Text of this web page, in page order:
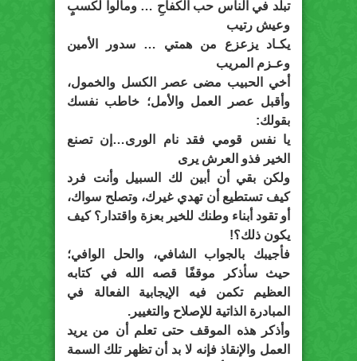
تبلد في الناس حب الكفاحِ … ومالوا لكسبٍ
وعيش رتيب
يكـاد يزعزع من همتي … سدور الأمين
وعـزم المريب
أخي الحبيب مضى عصر الكسل والخمول،
وأقبل عصر العمل والأمل؛ خاطب نفسك
بقولك:
يا نفس قومي فقد نام الورى…إن تصنع
الخير فذو العرش يرى
ولكن بقي أن أبين لك السبيل وأنت فرد
كيف تستطيع أن تهدي غيرك، وتصلح سواك،
أو تقود أبناء وطنك للخير بعزة واقتدار؟ كيف
يكون ذلك؟!
فأجيبك بالجواب الشافي، والحل الوافي؛
حيث سأذكر موقفًا قصه الله في كتابه
العظيم تكمن فيه الإيجابية الفعالة في
المبادرة الذاتية للإصلاح والتغيير.
وأذكر هذه الموقف حتى تعلم أن من يريد
العمل والإنقاذ فإنه لا بد أن تظهر تلك السمة